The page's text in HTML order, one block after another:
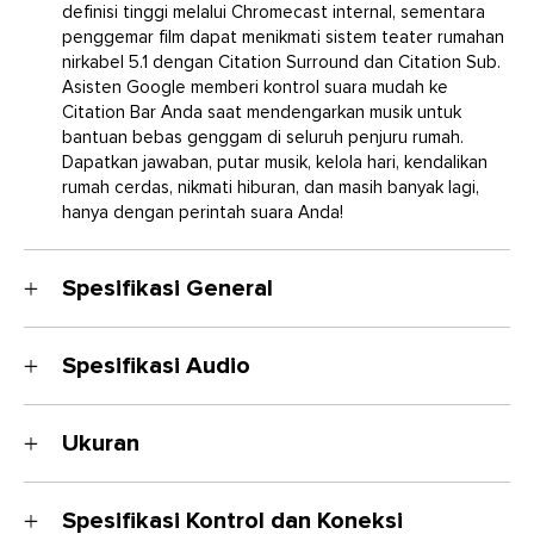
definisi tinggi melalui Chromecast internal, sementara
penggemar film dapat menikmati sistem teater rumahan
nirkabel 5.1 dengan Citation Surround dan Citation Sub.
Asisten Google memberi kontrol suara mudah ke
Citation Bar Anda saat mendengarkan musik untuk
bantuan bebas genggam di seluruh penjuru rumah.
Dapatkan jawaban, putar musik, kelola hari, kendalikan
rumah cerdas, nikmati hiburan, dan masih banyak lagi,
hanya dengan perintah suara Anda!
Spesifikasi General
Transduser
3 x 20mm tweeter, 6 x (100 x 50) woofer racetrack
Rasio sinyal dibanding derau
>80 dB
Spesifikasi Audio
Rasio sinyal dibanding derau
>80dB
Transduser
Ukuran
Dimensi (P x T x L)
1150 x 64 x 115mm (45” x 2.4” x 4.5”)
Spesifikasi Kontrol dan Koneksi